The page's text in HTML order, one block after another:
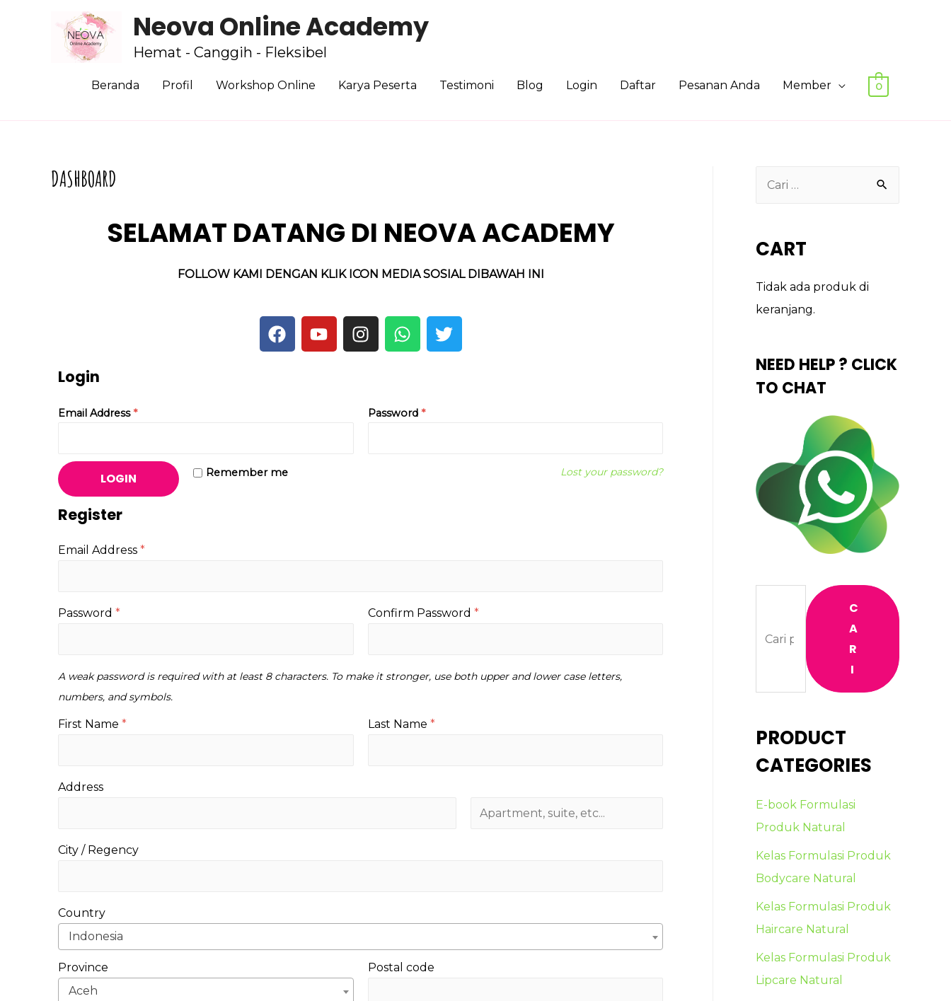
Neova Online Academy
Hemat - Canggih - Fleksibel
Beranda Profil Workshop Online Karya Peserta Testimoni Blog Login Daftar Pesanan Anda Member 0
DASHBOARD
SELAMAT DATANG DI NEOVA ACADEMY
FOLLOW KAMI DENGAN KLIK ICON MEDIA SOSIAL DIBAWAH INI
Login
Email Address * Password *
LOGIN Remember me Lost your password?
Register
Email Address *
Password * Confirm Password *
A weak password is required with at least 8 characters. To make it stronger, use both upper and lower case letters,
numbers, and symbols.
First Name * Last Name *
Address
City / Regency
Country
Indonesia
Province
Aceh
Postal code
CART
Tidak ada produk di
keranjang.
NEED HELP ? CLICK
TO CHAT
C
A
R
I
PRODUCT
CATEGORIES
E-book Formulasi
Produk Natural
Kelas Formulasi Produk
Bodycare Natural
Kelas Formulasi Produk
Haircare Natural
Kelas Formulasi Produk
Lipcare Natural